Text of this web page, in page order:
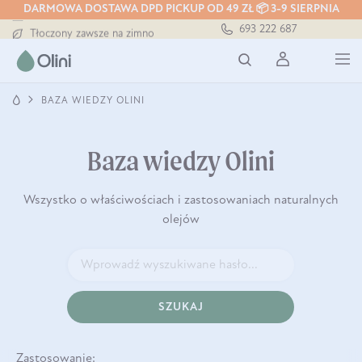
DARMOWA DOSTAWA DPD PICKUP OD 49 ZŁ 📦 3-9 SIERPNIA
Darmowa dostawa od 199 zł
Tłoczony zawsze na zimno
Darmowa dostawa od 199 zł
693 222 687
BAZA WIEDZY OLINI
Baza wiedzy Olini
Wszystko o właściwościach i zastosowaniach naturalnych
olejów
SZUKAJ
Zastosowanie: